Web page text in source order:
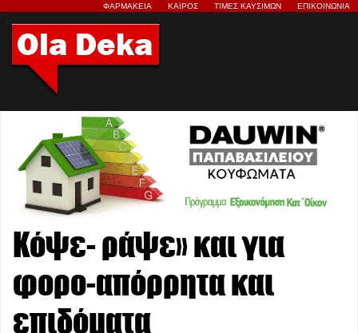
ΦΑΡΜΑΚΕΙΑ ΚΑΙΡΟΣ ΤΙΜΕΣ ΚΑΥΣΙΜΩΝ ΕΠΙΚΟΙΝΩΝΙΑ
Κόψε- ράψε» και για
φορο-απόρρητα και
επιδόματα